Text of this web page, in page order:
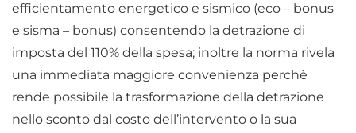
efficientamento energetico e sismico (eco – bonus
e sisma – bonus) consentendo la detrazione di
imposta del 110% della spesa; inoltre la norma rivela
una immediata maggiore convenienza perchè
rende possibile la trasformazione della detrazione
nello sconto dal costo dell’intervento o la sua